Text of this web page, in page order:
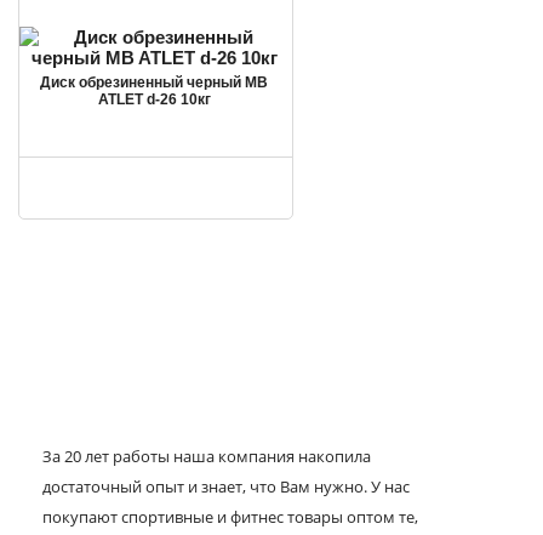
Диск обрезиненный черный MB
ATLET d-26 10кг
За 20 лет работы наша компания накопила
достаточный опыт и знает, что Вам нужно. У нас
покупают спортивные и фитнес товары оптом те,